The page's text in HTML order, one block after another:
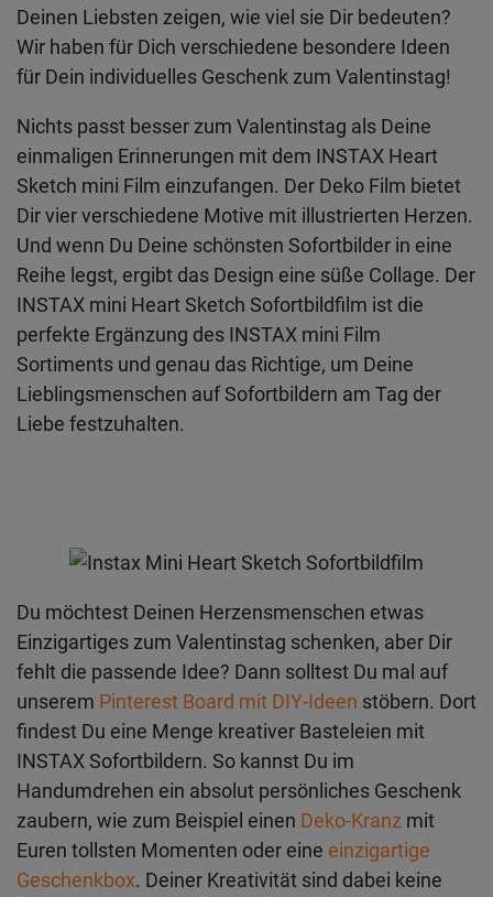
Deinen Liebsten zeigen, wie viel sie Dir bedeuten?
Wir haben für Dich verschiedene besondere Ideen
für Dein individuelles Geschenk zum Valentinstag!
Nichts passt besser zum Valentinstag als Deine
einmaligen Erinnerungen mit dem INSTAX Heart
Sketch mini Film einzufangen. Der Deko Film bietet
Dir vier verschiedene Motive mit illustrierten Herzen.
Und wenn Du Deine schönsten Sofortbilder in eine
Reihe legst, ergibt das Design eine süße Collage. Der
INSTAX mini Heart Sketch Sofortbildfilm ist die
perfekte Ergänzung des INSTAX mini Film
Sortiments und genau das Richtige, um Deine
Lieblingsmenschen auf Sofortbildern am Tag der
Liebe festzuhalten.
Du möchtest Deinen Herzensmenschen etwas
Einzigartiges zum Valentinstag schenken, aber Dir
fehlt die passende Idee? Dann solltest Du mal auf
unserem Pinterest Board mit DIY-Ideen stöbern. Dort
findest Du eine Menge kreativer Basteleien mit
INSTAX Sofortbildern. So kannst Du im
Handumdrehen ein absolut persönliches Geschenk
zaubern, wie zum Beispiel einen Deko-Kranz mit
Euren tollsten Momenten oder eine einzigartige
Geschenkbox. Deiner Kreativität sind dabei keine